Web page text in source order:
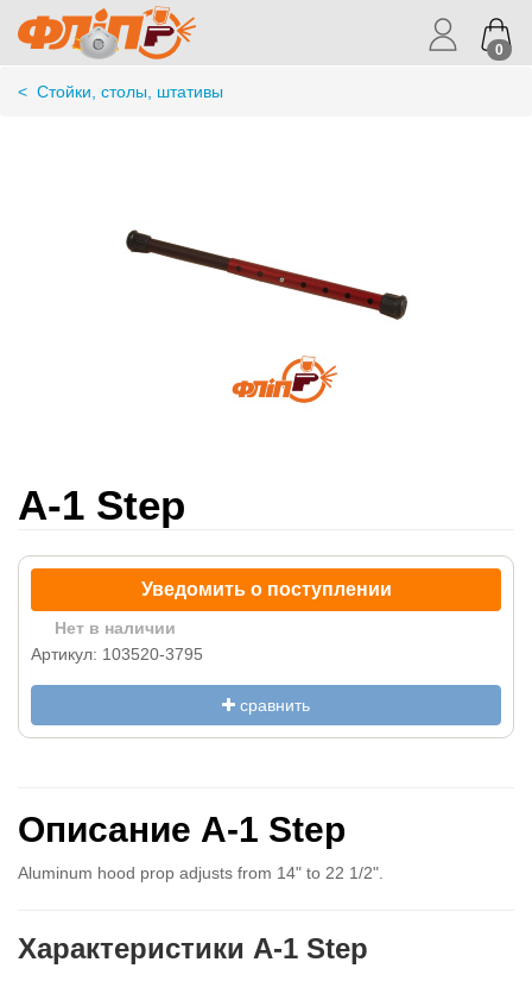
0
< Стойки, столы, штативы
A-1 Step
Уведомить о поступлении
Нет в наличии
Артикул: 103520-3795
сравнить
Описание A-1 Step
Aluminum hood prop adjusts from 14" to 22 1/2".
Характеристики A-1 Step